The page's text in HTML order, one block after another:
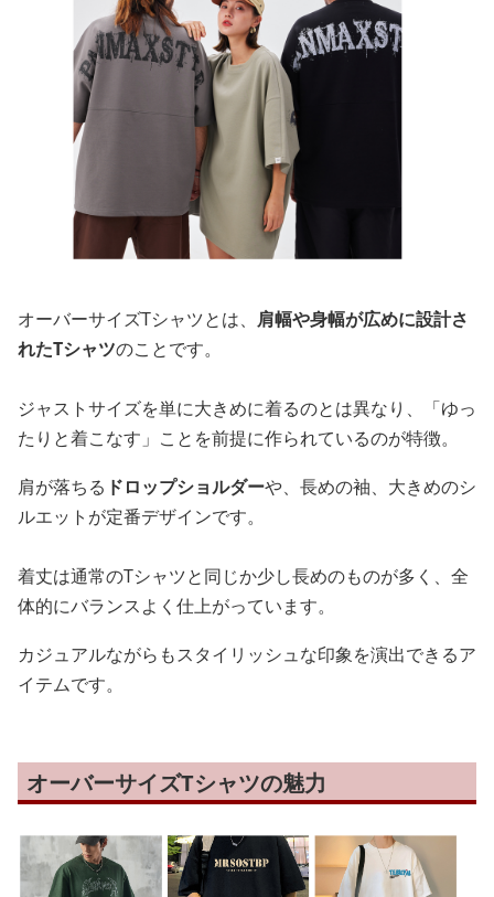
オーバーサイズTシャツとは、 肩幅や身幅が広めに設計さ
れたTシャツのことです。
ジャストサイズを単に大きめに着るのとは異なり、「ゆっ
たりと着こなす」ことを前提に作られているのが特徴。
肩が落ちる ドロップショルダーや、長めの袖、大きめのシ
ルエットが定番デザインです。
着丈は通常のTシャツと同じか少し長めのものが多く、全
体的にバランスよく仕上がっています。
カジュアルながらもスタイリッシュな印象を演出できるア
イテムです。
オーバーサイズTシャツの魅力